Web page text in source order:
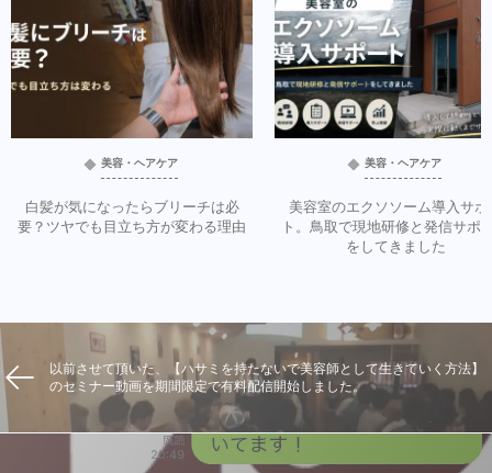
美容・ヘアケア
白髪が気になったらブリーチは必
要？ツヤでも目立ち方が変わる理由
美容・ヘアケア
美容室のエクソソーム導入サポ
ト。鳥取で現地研修と発信サポ
をしてきました
以前させて頂いた、【ハサミを持たないで美容師として生きていく方法】
のセミナー動画を期間限定で有料配信開始しました。